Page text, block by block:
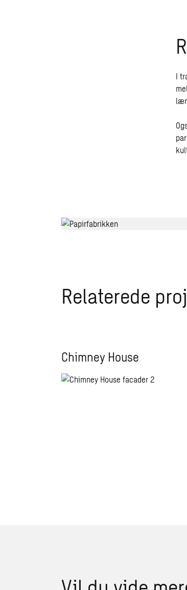
I
Relaterede
Chimney House